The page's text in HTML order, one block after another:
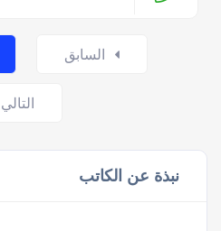
السابق
التالي
نبذة عن الكاتب